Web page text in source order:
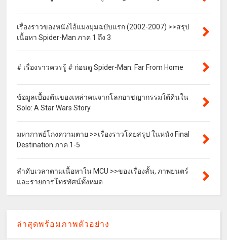
เรื่องราวของหนังไอ้แมงมุมฉบับแรก (2002-2007) >>สรุป
เนื้อหา Spider-Man ภาค 1 ถึง 3
# เรื่องราวควรรู้ # ก่อนดู Spider-Man: Far From Home
ข้อมูลเบื้องต้นของเหล่าคนจากโลกอาชญากรรมใต้ดินใน
Solo: A Star Wars Story
มหากาพย์โกงความตาย >>เรื่องราวโดยสรุป ในหนัง Final
Destination ภาค 1-5
ลำดับเวลาตามเนื้อหาใน MCU >>ของเรื่องสั้น, ภาพยนตร์
และรายการโทรทัศน์ทั้งหมด
ล่าสุดพร้อมภาพตัวอย่าง